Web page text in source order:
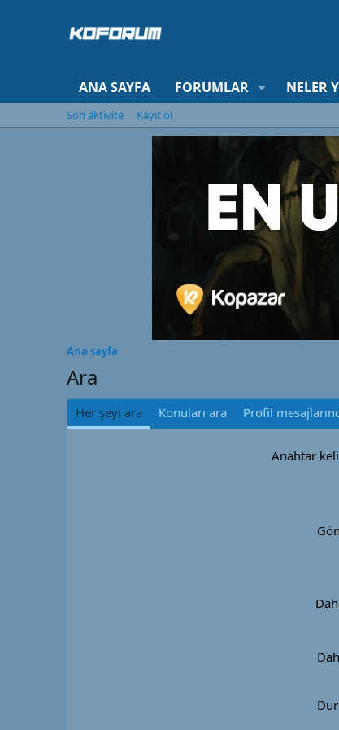
ANA SAYFA FORUMLAR NELER
Son aktivite Kayıt ol
Ana sayfa
Ara
Her şeyi ara Konuları ara Profil
Anahtar